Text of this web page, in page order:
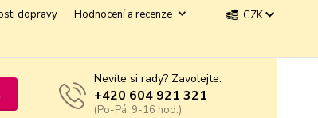
dopravy
Hodnocení a recenze
CZK
Nevíte si rady? Zavolejte.
+420 604 921 321
(Po-Pá, 9-16 hod.)